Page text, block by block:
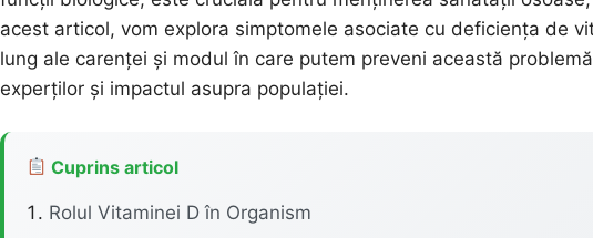
acest articol, vom explora simptomele asociate cu deficiența de
lung ale carenței și modul în care putem preveni această
experților și impactul asupra populației.
Cuprins articol
Rolul Vitaminei D în Organism